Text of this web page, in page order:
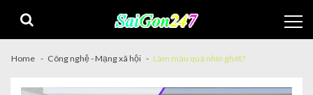
Home Công nghệ - Mạng xã hội Làm màu quá nhìn ghét?